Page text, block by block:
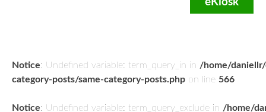
eKiosk
Notice: Undefined variable: term_query_in in /home/
category-posts/same-category-posts.php on line 566
Notice: Undefined variable: term_query_exclude in /home/